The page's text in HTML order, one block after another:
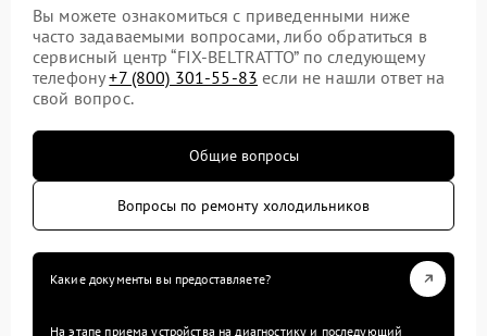
Вы можете ознакомиться с приведенными ниже
часто задаваемыми вопросами, либо обратиться в
сервисный центр “FIX-BELTRATTO” по следующему
телефону+7 (800) 301-55-83 если не нашли ответ на
свой вопрос.
Общие вопросы
Вопросы по ремонту холодильников
Какие документы вы предоставляете?
На этапе приема устройства на диагностику и последующий